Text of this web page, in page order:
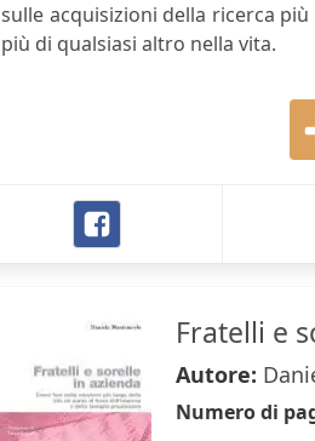
sulle acquisizioni della ricerca
più di qualsiasi altro nella vita.
Fratelli e
Autore:
Numero di